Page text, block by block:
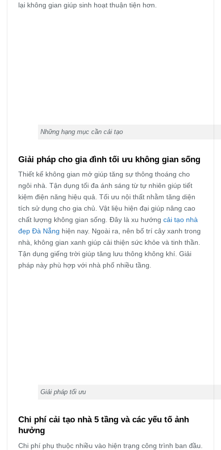
lại không gian giúp sinh hoạt thuận tiện hơn.
Những hạng mục cần cải tạo
Giải pháp cho gia đình tối ưu không gian sống
Thiết kế không gian mở giúp tăng sự thông thoáng cho
ngôi nhà. Tận dụng tối đa ánh sáng từ tự nhiên giúp tiết
kiệm điện năng hiệu quả. Tối ưu nội thất nhằm tăng diện
tích sử dụng cho gia chủ. Vật liệu hiện đại giúp nâng cao
chất lượng không gian sống. Đây là xu hướng cải tạo nhà
đẹp Đà Nẵng hiện nay. Ngoài ra, nên bố trí cây xanh trong
nhà, không gian xanh giúp cải thiện sức khỏe và tinh thần.
Tận dụng giếng trời giúp tăng lưu thông không khí. Giải
pháp này phù hợp với nhà phố nhiều tầng.
Giải pháp tối ưu
Chi phí cải tạo nhà 5 tầng và các yếu tố ảnh
hưởng
Chi phí phụ thuộc nhiều vào hiện trạng công trình ban đầu.